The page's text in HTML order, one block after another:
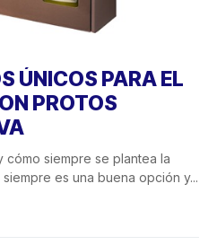
ÚNICOS PARA EL
PROTOS
siempre se plantea la
es una buena opción y...